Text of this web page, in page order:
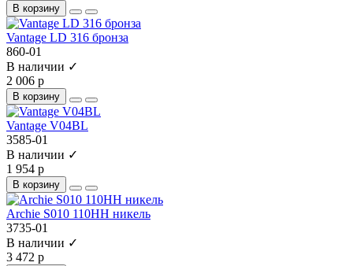
В корзину
Vantage LD 316 бронза
860-01
В наличии ✓
2 006 р
В корзину
Vantage V04BL
3585-01
В наличии ✓
1 954 р
В корзину
Archie S010 110HH никель
3735-01
В наличии ✓
3 472 р